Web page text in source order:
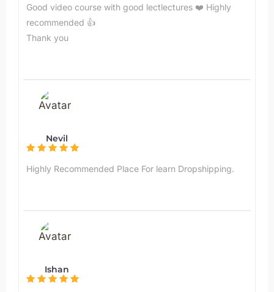
Good video course with good lectlectures ❤️ Highly
recommended 👍
Thank you
Nevil
Highly Recommended Place For learn Dropshipping.
Ishan